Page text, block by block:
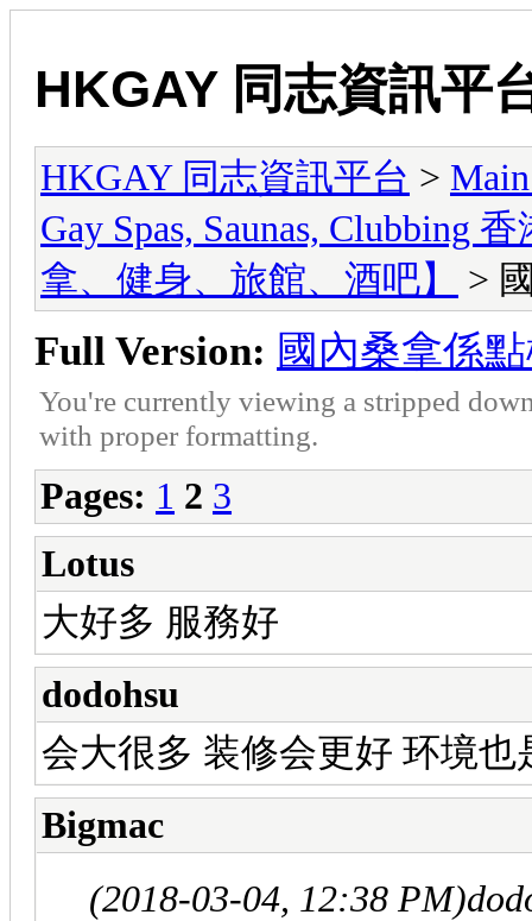
HKGAY 同志資訊平
HKGAY 同志資訊平台 >
Gay Spas, Saunas, Clubbing
拿、健身、旅館、酒吧】
>
Full Version: 國內桑拿係
You're currently viewing a stripped
with proper formatting.
Pages: 1 2 3
Lotus
大好多 服務好
dodohsu
会大很多 装修会更好 环境也
Bigmac
(2018-03-04, 12:38 PM)